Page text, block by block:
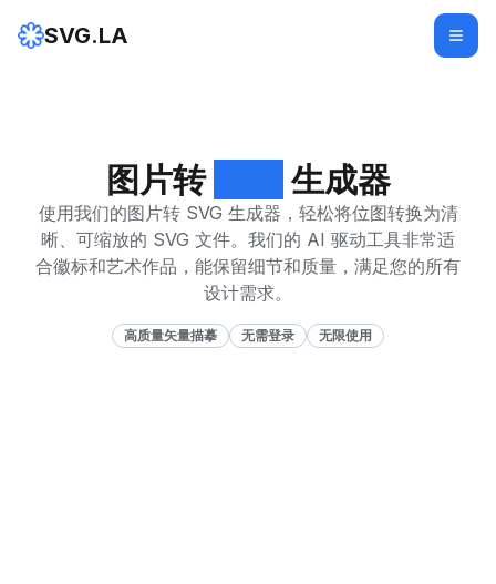
SVG.LA
图片转 生成器
使用我们的图片转 SVG 生成器，轻松将位图转换为清
晰、可缩放的 SVG 文件。我们的 AI 驱动工具非常适
合徽标和艺术作品，能保留细节和质量，满足您的所有
设计需求。
高质量矢量描摹 无需登录 无限使用